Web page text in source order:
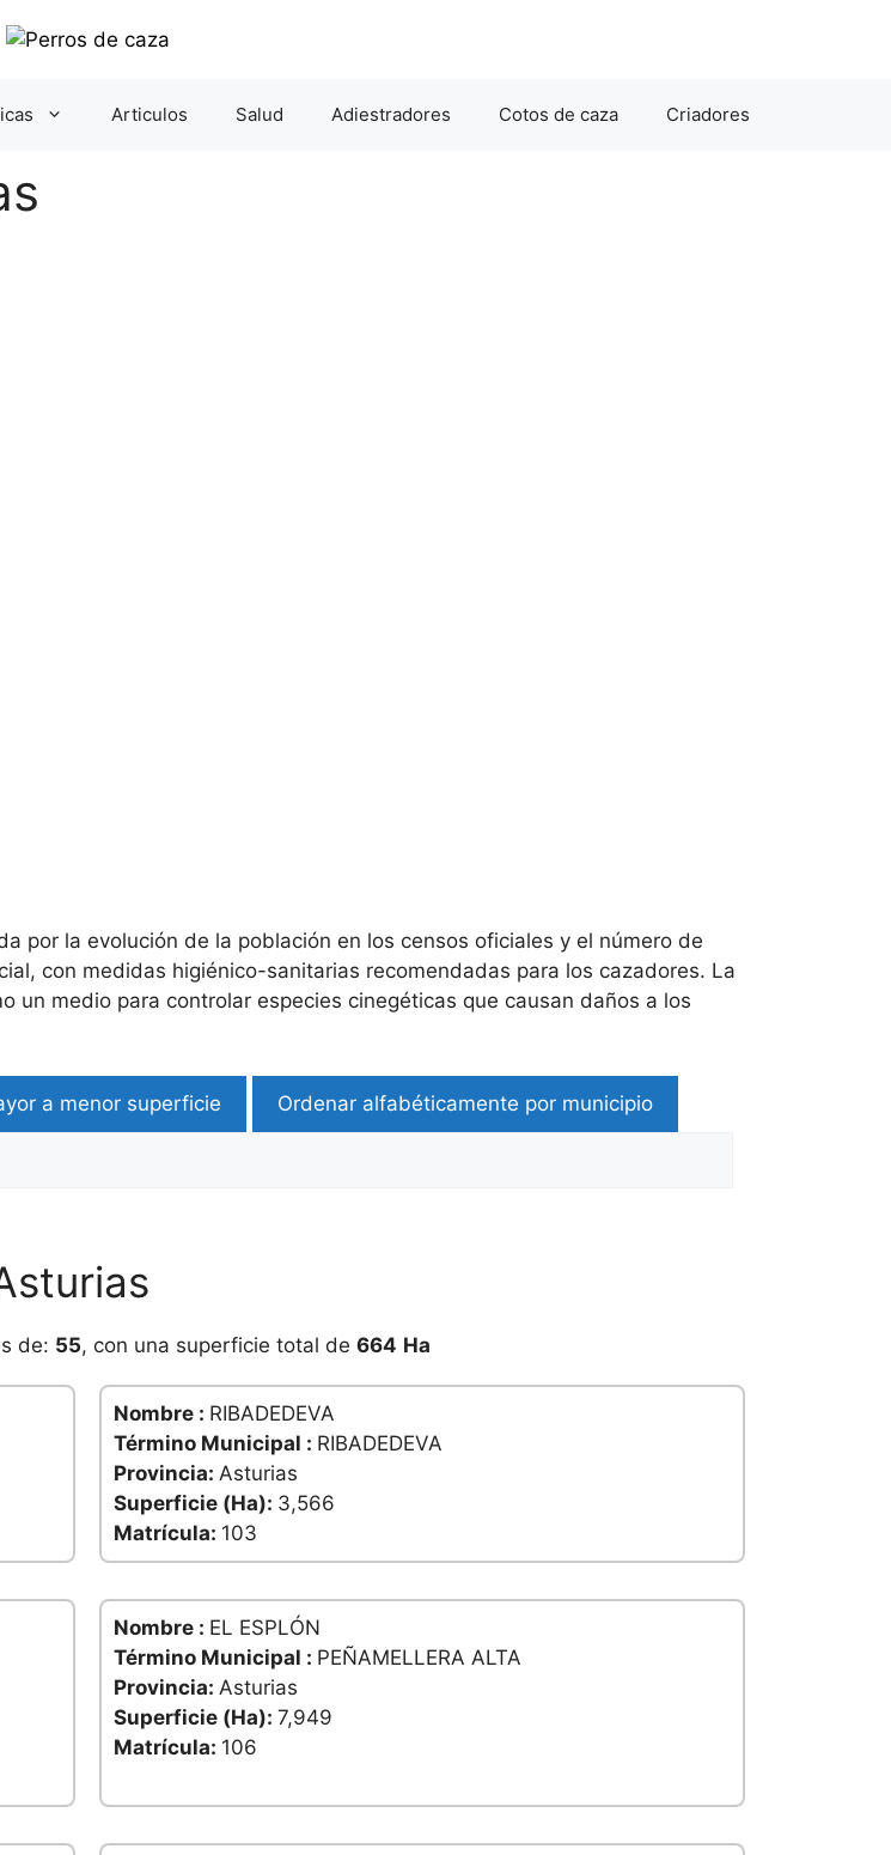
Articulos Salud Adiestradores Cotos de caza Criadores
por la evolución de la población en los censos oficiales y el número de
con medidas higiénico-sanitarias recomendadas para los cazadores. La
un medio para controlar especies cinegéticas que causan daños a los
a menor superficie Ordenar alfabéticamente por municipio
de: 55, con una superficie total de 664 Ha
Nombre : RIBADEDEVA
Término Municipal : RIBADEDEVA
Provincia: Asturias
Superficie (Ha): 3,566
Matrícula: 103
Nombre : EL ESPLÓN
Término Municipal : PEÑAMELLERA ALTA
Provincia: Asturias
Superficie (Ha): 7,949
Matrícula: 106